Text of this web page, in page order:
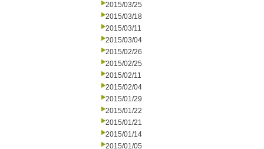
2015/03/25
2015/03/18
2015/03/11
2015/03/04
2015/02/26
2015/02/25
2015/02/11
2015/02/04
2015/01/29
2015/01/22
2015/01/21
2015/01/14
2015/01/05